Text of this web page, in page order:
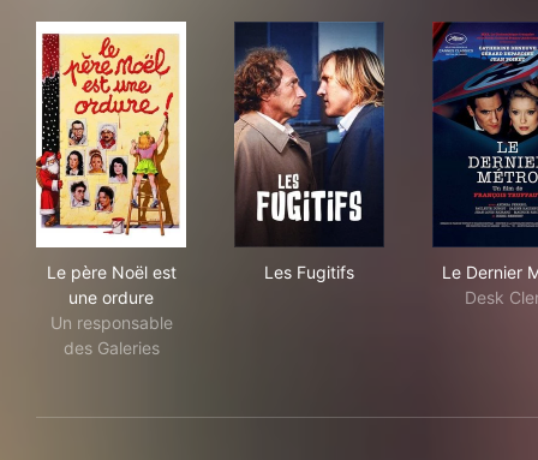
Le père Noël est
une ordure
Un responsable
des Galeries
Les Fugitifs
Le Dernier
Desk